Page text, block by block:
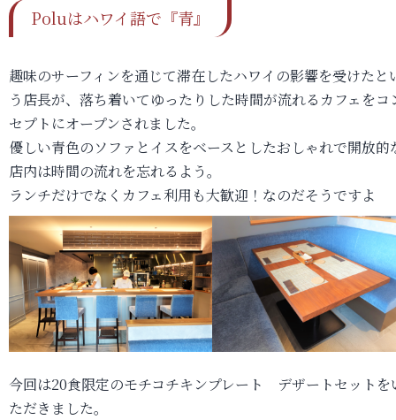
Poluはハワイ語で『青』
趣味のサーフィンを通じて滞在したハワイの影響を受けたと
う店長が、落ち着いてゆったりした時間が流れるカフェをコ
セプトにオープンされました。
優しい青色のソファとイスをベースとしたおしゃれで開放的
店内は時間の流れを忘れるよう。
ランチだけでなくカフェ利用も大歓迎！なのだそうですよ
今回は20食限定のモチコチキンプレート デザートセットを
ただきました。